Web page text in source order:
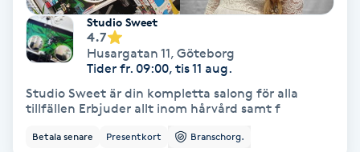
Fransk manikyr
Fransrengöring
Frekvensterapi
Friskvård
Studio Sweet
4.7
Husargatan 11, Göteborg
Tider fr. 09:00, tis 11 aug.
Studio Sweet är din kompletta salong för alla
tillfällen Erbjuder allt inom hårvård samt f
Betala senare Presentkort Branschorg.